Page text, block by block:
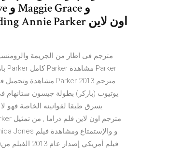
يوتيوب (باركر) بطولة جيسون ستانهام